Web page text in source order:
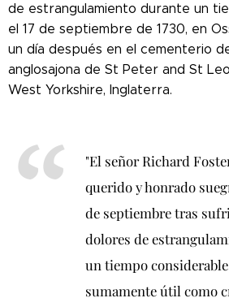
de estrangulamiento durante un
el 17 de septiembre de 1730, en
un día después en el cementerio
anglosajona de St Peter and St
West Yorkshire, Inglaterra.
"El señor Richard
querido y honrado
de septiembre tras
dolores de
un tiempo
sumamente útil como